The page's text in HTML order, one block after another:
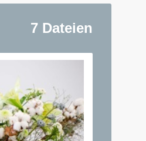
7 Dateien